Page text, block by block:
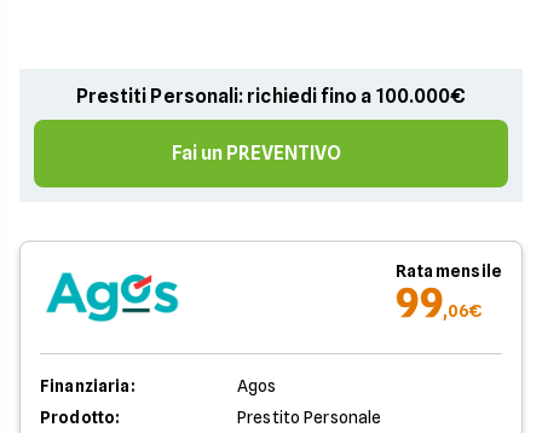
Prestiti Personali: richiedi fino a 100.000€
Fai un PREVENTIVO
Rata mensile
99,06€
Finanziaria:
Agos
Prodotto:
Prestito Personale